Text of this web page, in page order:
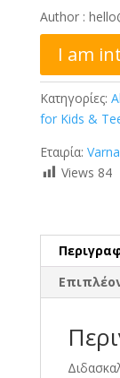
Author :
I am
Κατηγορίες:
for Kids &
Εταιρία:
Views 84